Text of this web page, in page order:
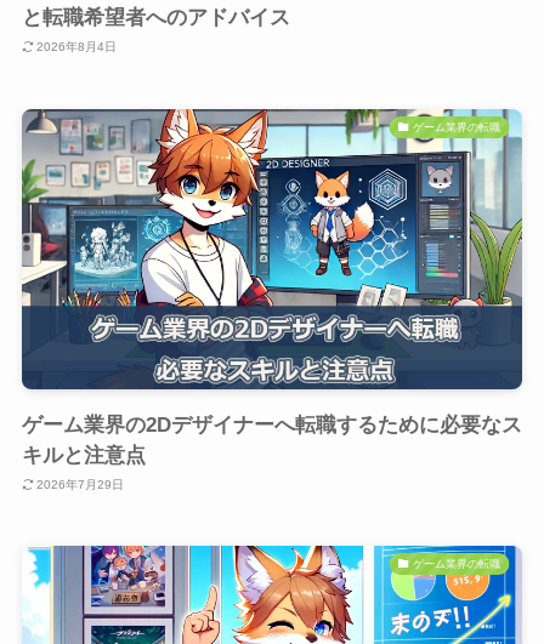
と転職希望者へのアドバイス
2026年8月4日
ゲーム業界の転職
ゲーム業界の2Dデザイナーへ転職するために必要なス
キルと注意点
2026年7月29日
ゲーム業界の転職